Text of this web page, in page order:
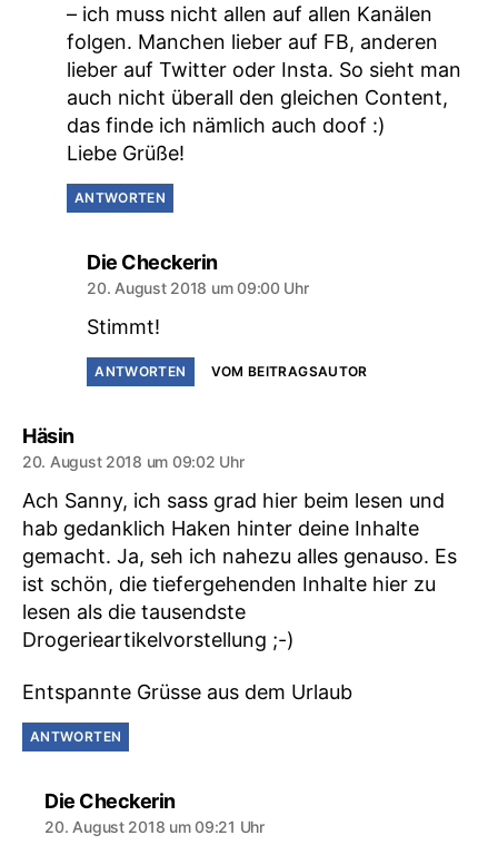
– ich muss nicht allen auf allen Kanälen
folgen. Manchen lieber auf FB, anderen
lieber auf Twitter oder Insta. So sieht man
auch nicht überall den gleichen Content,
das finde ich nämlich auch doof :)
Liebe Grüße!
ANTWORTEN
Die Checkerinsagt:
20. August 2018 um 09:00 Uhr
Stimmt!
ANTWORTEN VOM BEITRAGSAUTOR
Häsinsagt:
20. August 2018 um 09:02 Uhr
Ach Sanny, ich sass grad hier beim lesen und
hab gedanklich Haken hinter deine Inhalte
gemacht. Ja, seh ich nahezu alles genauso. Es
ist schön, die tiefergehenden Inhalte hier zu
lesen als die tausendste
Drogerieartikelvorstellung ;-)
Entspannte Grüsse aus dem Urlaub
ANTWORTEN
Die Checkerinsagt:
20. August 2018 um 09:21 Uhr